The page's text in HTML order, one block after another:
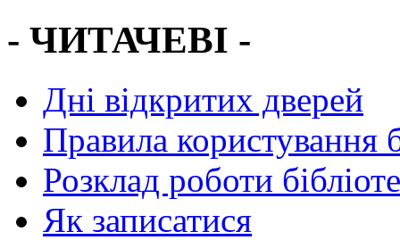
- ЧИТАЧЕВІ -
Дні відкритих дверей
Правила користування
Розклад роботи
Як записатися